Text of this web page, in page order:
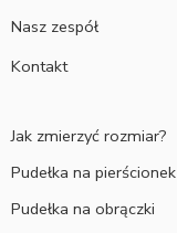
Nasz zespół
Kontakt
Jak zmierzyć rozmiar?
Pudełka na pierścionek
Pudełka na obrączki